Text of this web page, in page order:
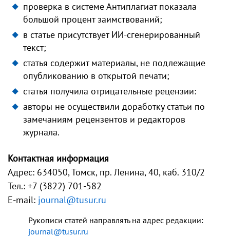
проверка в системе Антиплагиат показала
большой процент заимствований;
в статье присутствует ИИ-сгенерированный
текст;
статья содержит материалы, не подлежащие
опубликованию в открытой печати;
статья получила отрицательные рецензии:
авторы не осуществили доработку статьи по
замечаниям рецензентов и редакторов
журнала.
Контактная информация
Адрес: 634050, Томск, пр. Ленина, 40, каб. 310/2
Тел.: +7 (3822) 701-582
E-mail: journal@tusur.ru
Рукописи статей направлять на адрес редакции:
journal@tusur.ru